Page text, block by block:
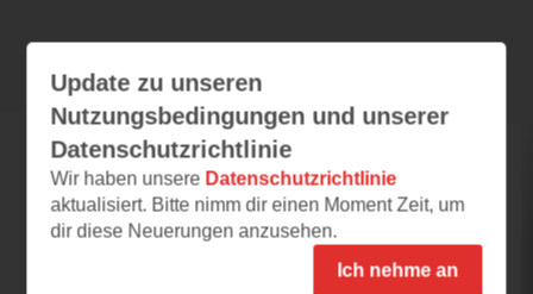
Rezensionen
sturmtatze
01.10.2025 – 18:24
Schafft es Lilimott den Streit
zwischen Tagholde und Nachtspinste
Update zu unseren
Nutzungsbedingungen und unserer
Datenschutzrichtlinie
Wir haben unsere Datenschutzrichtlinie
aktualisiert. Bitte nimm dir einen Moment Zeit, um
dir diese Neuerungen anzusehen.
Ich nehme an